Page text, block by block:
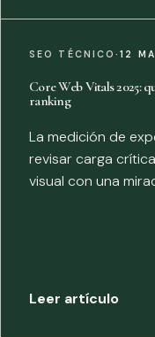
SEO TÉCNICO·12
Core Web Vitals 2025:
ranking
La medición de
revisar carga
visual con una
Leer artículo